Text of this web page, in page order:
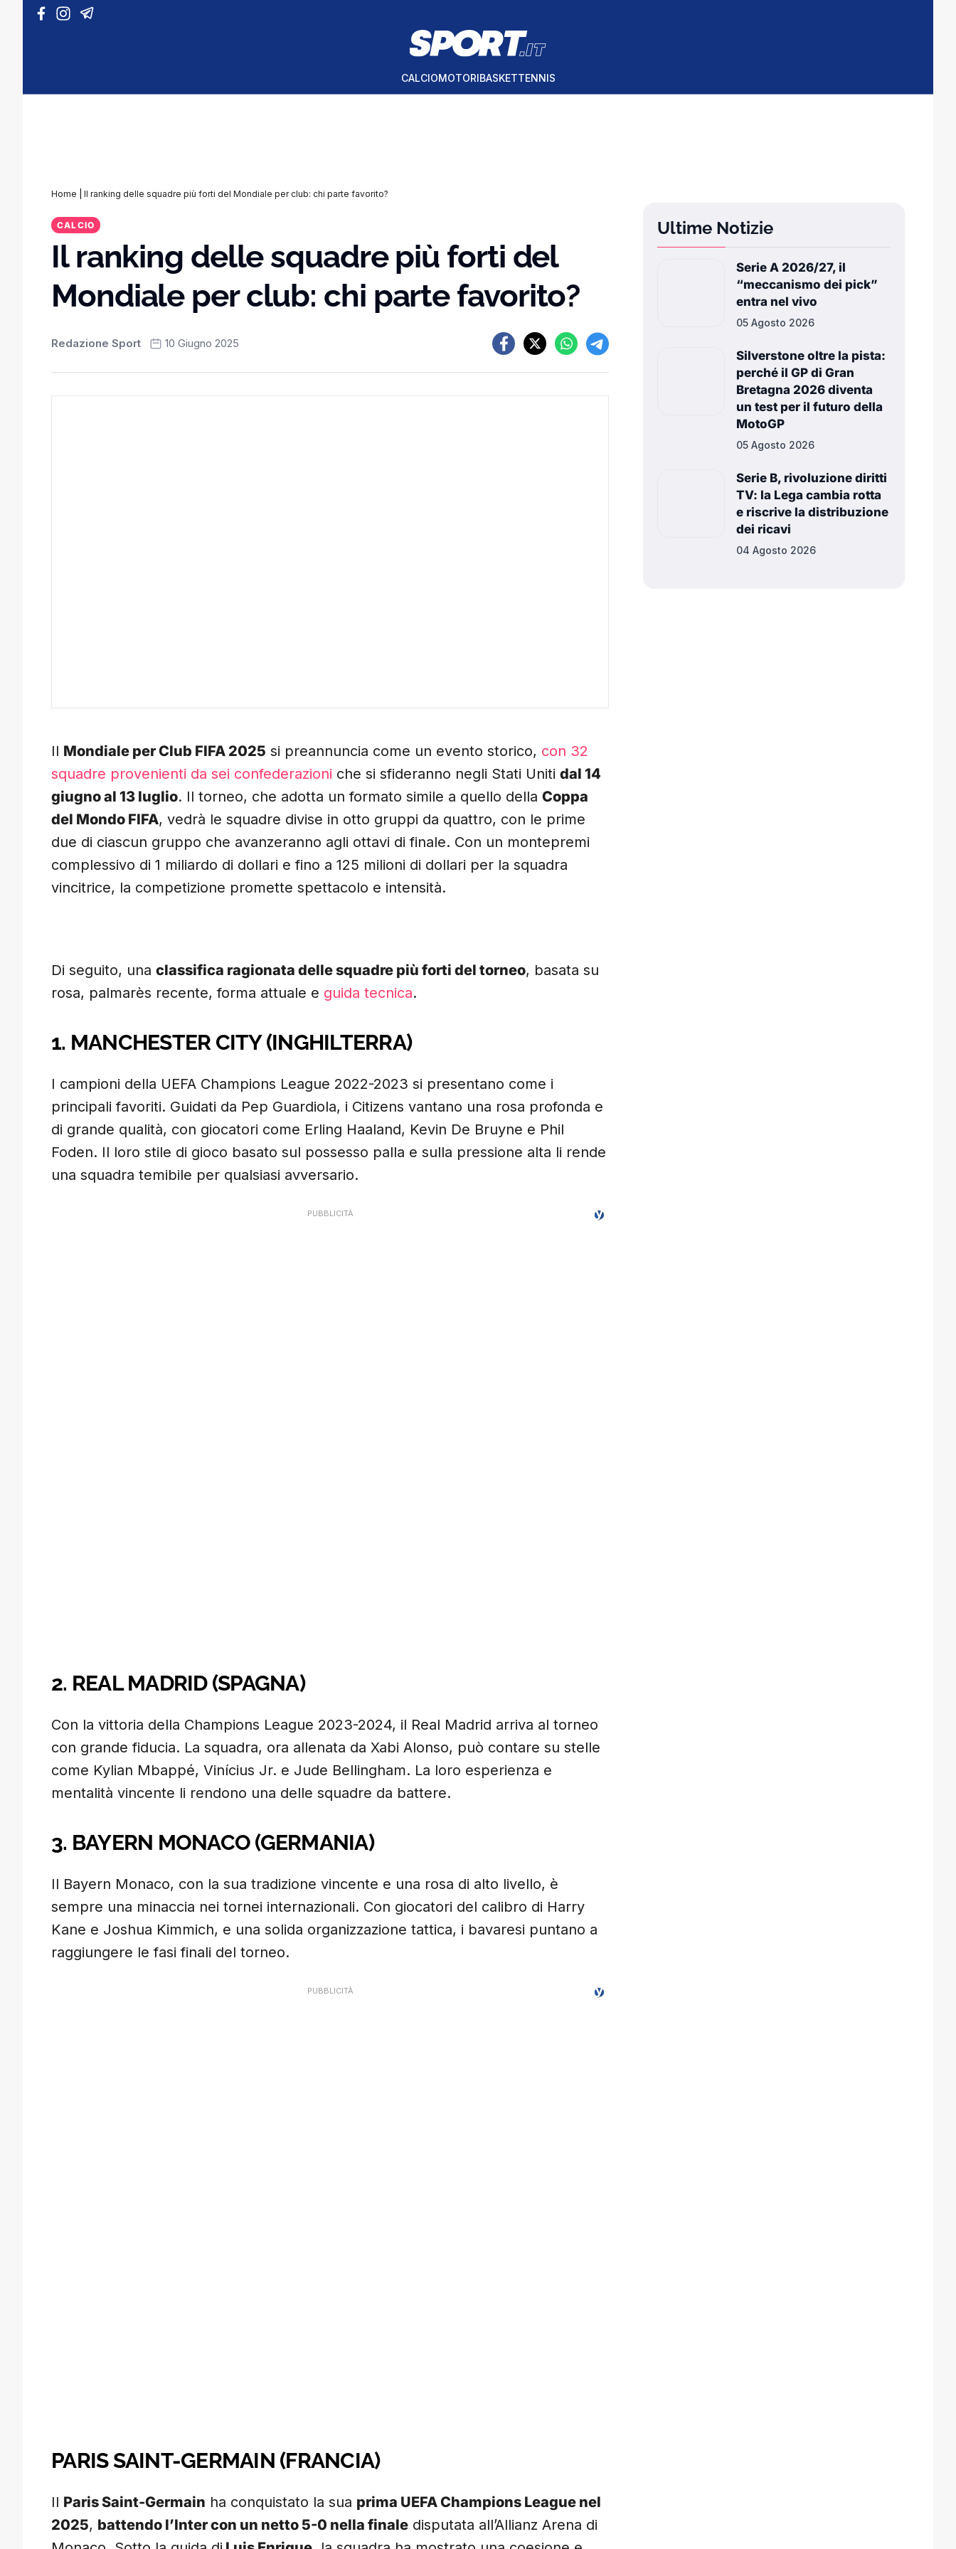
Vai al contenuto
CALCIOMOTORIBASKETTENNIS
Home Il ranking delle squadre più forti del Mondiale per club: chi parte favorito?
CALCIO
Il ranking delle squadre più forti del
Mondiale per club: chi parte favorito?
Redazione Sport 10 Giugno 2025
Il Mondiale per Club FIFA 2025 si preannuncia come un evento storico, con 32
squadre provenienti da sei confederazioni che si sfideranno negli Stati Uniti dal 14
giugno al 13 luglio. Il torneo, che adotta un formato simile a quello della Coppa
del Mondo FIFA, vedrà le squadre divise in otto gruppi da quattro, con le prime
due di ciascun gruppo che avanzeranno agli ottavi di finale. Con un montepremi
complessivo di 1 miliardo di dollari e fino a 125 milioni di dollari per la squadra
vincitrice, la competizione promette spettacolo e intensità.
Di seguito, una classifica ragionata delle squadre più forti del torneo, basata su
rosa, palmarès recente, forma attuale e guida tecnica.
1. MANCHESTER CITY (INGHILTERRA)
I campioni della UEFA Champions League 2022-2023 si presentano come i
principali favoriti. Guidati da Pep Guardiola, i Citizens vantano una rosa profonda e
di grande qualità, con giocatori come Erling Haaland, Kevin De Bruyne e Phil
Foden. Il loro stile di gioco basato sul possesso palla e sulla pressione alta li rende
una squadra temibile per qualsiasi avversario.
2. REAL MADRID (SPAGNA)
Con la vittoria della Champions League 2023-2024, il Real Madrid arriva al torneo
con grande fiducia. La squadra, ora allenata da Xabi Alonso, può contare su stelle
come Kylian Mbappé, Vinícius Jr. e Jude Bellingham. La loro esperienza e
mentalità vincente li rendono una delle squadre da battere.
3. BAYERN MONACO (GERMANIA)
Il Bayern Monaco, con la sua tradizione vincente e una rosa di alto livello, è
sempre una minaccia nei tornei internazionali. Con giocatori del calibro di Harry
Kane e Joshua Kimmich, e una solida organizzazione tattica, i bavaresi puntano a
raggiungere le fasi finali del torneo.
PARIS SAINT-GERMAIN (FRANCIA)
Il Paris Saint-Germain ha conquistato la sua prima UEFA Champions League nel
2025, battendo l’Inter con un netto 5-0 nella finale disputata all’Allianz Arena di
Ultime Notizie
Serie A 2026/27, il
“meccanismo dei pick”
entra nel vivo
05 Agosto 2026
Silverstone oltre la pista:
perché il GP di Gran
Bretagna 2026 diventa
un test per il futuro della
MotoGP
05 Agosto 2026
Serie B, rivoluzione diritti
TV: la Lega cambia rotta
e riscrive la distribuzione
dei ricavi
04 Agosto 2026